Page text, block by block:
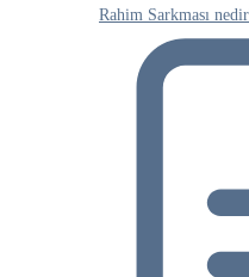
Rahim Sarkması